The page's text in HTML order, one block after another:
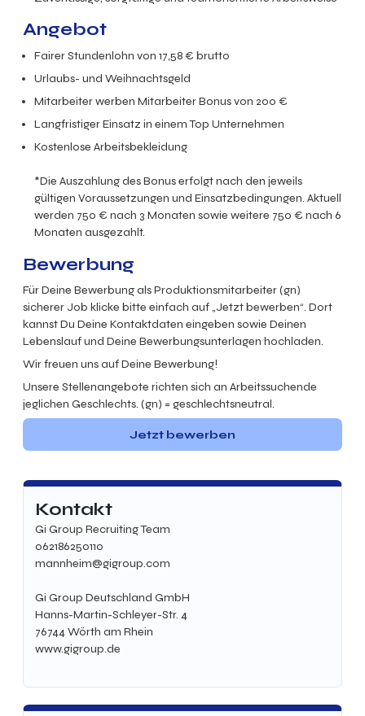
Angebot
Fairer Stundenlohn von 17,58 € brutto
Urlaubs- und Weihnachtsgeld
Mitarbeiter werben Mitarbeiter Bonus von 200 €
Langfristiger Einsatz in einem Top Unternehmen
Kostenlose Arbeitsbekleidung
*Die Auszahlung des Bonus erfolgt nach den jeweils
gültigen Voraussetzungen und Einsatzbedingungen. Aktuell
werden 750 € nach 3 Monaten sowie weitere 750 € nach 6
Monaten ausgezahlt.
Bewerbung
Für Deine Bewerbung alsProduktionsmitarbeiter (gn)
sicherer Job klicke bitte einfach auf „Jetzt bewerben“. Dort
kannst Du Deine Kontaktdaten eingeben sowie Deinen
Lebenslauf und Deine Bewerbungsunterlagen hochladen.
Wir freuen uns auf Deine Bewerbung!
Unsere Stellenangebote richten sich an Arbeitssuchende
jeglichen Geschlechts. (gn) = geschlechtsneutral.
Jetzt bewerben
Kontakt
Gi Group Recruiting Team
062186250110
mannheim@gigroup.com
Gi Group Deutschland GmbH
Hanns-Martin-Schleyer-Str. 4
76744 Wörth am Rhein
www.gigroup.de